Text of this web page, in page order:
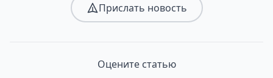
Прислать новость
Оцените статью